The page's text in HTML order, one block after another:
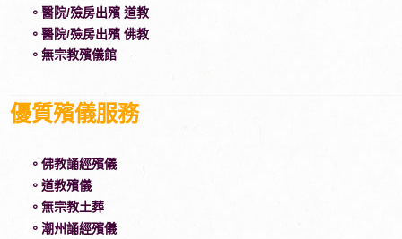
。醫院/殮房出殯 道教
。醫院/殮房出殯 佛教
。無宗教殯儀館
優質殯儀服務
。佛教誦經殯儀
。道教殯儀
。無宗教土葬
。潮州誦經殯儀